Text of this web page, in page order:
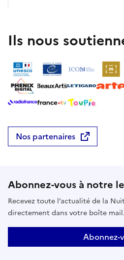
Ils nous
Nos partenaires
Abonnez-vous à notre
Recevez toute l’actualité de la
directement dans votre boîte mail.
Abonnez-